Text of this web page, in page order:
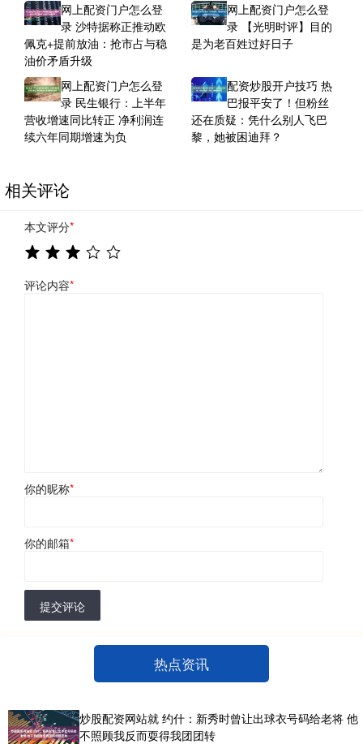
网上配资门户怎么登
录 沙特据称正推动欧
佩克+提前放油：抢市占与稳
油价矛盾升级
网上配资门户怎么登
录 【光明时评】目的
是为老百姓过好日子
网上配资门户怎么登
录 民生银行：上半年
营收增速同比转正 净利润连
续六年同期增速为负
配资炒股开户技巧 热
巴报平安了！但粉丝
还在质疑：凭什么别人飞巴
黎，她被困迪拜？
相关评论
本文评分*
评论内容*
你的昵称*
你的邮箱*
提交评论
热点资讯
炒股配资网站就 约什：新秀时曾让出球衣号码给老将 他
不照顾我反而耍得我团团转